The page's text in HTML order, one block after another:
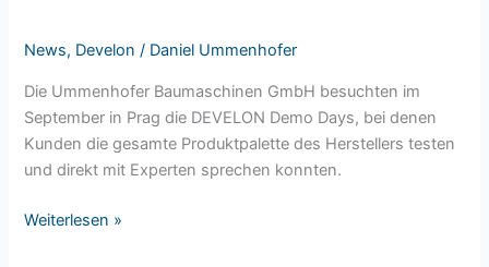
News, Develon / Daniel Ummenhofer
Die Ummenhofer Baumaschinen GmbH besuchten im
September in Prag die DEVELON Demo Days, bei denen
Kunden die gesamte Produktpalette des Herstellers testen
und direkt mit Experten sprechen konnten.
Days:
die
Baumaschinen
Weiterlesen »